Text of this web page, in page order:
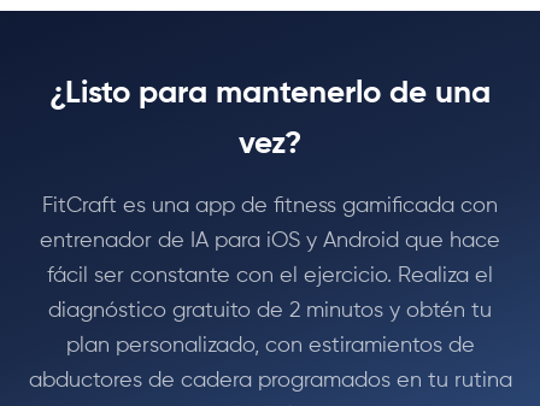
¿Listo para mantenerlo de una
vez?
FitCraft es una app de fitness gamificada con
entrenador de IA para iOS y Android que hace
fácil ser constante con el ejercicio. Realiza el
diagnóstico gratuito de 2 minutos y obtén tu
plan personalizado, con estiramientos de
abductores de cadera programados en tu rutina